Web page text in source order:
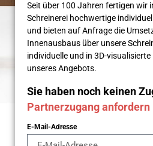
Seit über 100 Jahren fertigen wir
Schreinerei hochwertige
und bieten auf Anfrage die
Innenausbaus über unsere
individuelle und in 3D-visualisierte
unseres Angebots.
Sie haben noch keinen
Partnerzugang anfordern
E-Mail-Adresse